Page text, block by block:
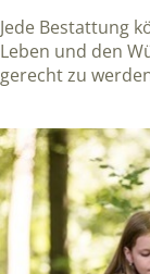
Jede Bestattung
Leben und den
gerecht zu